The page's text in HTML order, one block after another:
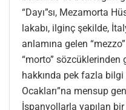
“Dayı”sı, Mezamorta
lakabı, ilginç şekilde,
anlamına gelen
“morto” sözcüklerinden
hakkında pek fazla
Ocakları”na mensup
İspanyollarla yapılan bir